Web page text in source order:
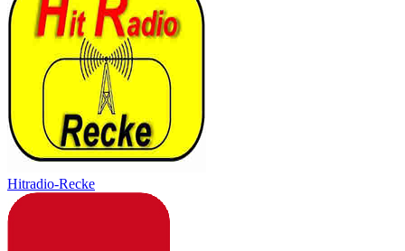
Hitradio-Recke